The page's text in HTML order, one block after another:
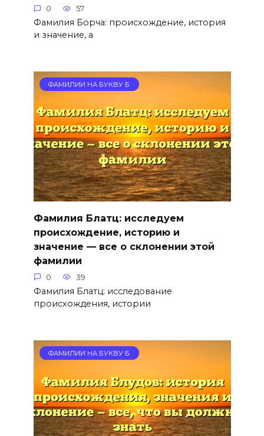
0 57
Фамилия Борча: происхождение, история
и значение, а
ФАМИЛИИ НА БУКВУ Б
Фамилия Блатц: исследуем
происхождение, историю и
значение — все о склонении этой
фамилии
0 39
Фамилия Блатц: исследование
происхождения, истории
ФАМИЛИИ НА БУКВУ Б